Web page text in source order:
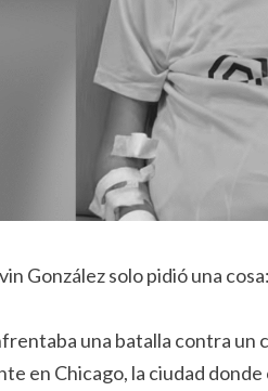
González solo pidió una
una batalla contra un
en Chicago, la ciudad